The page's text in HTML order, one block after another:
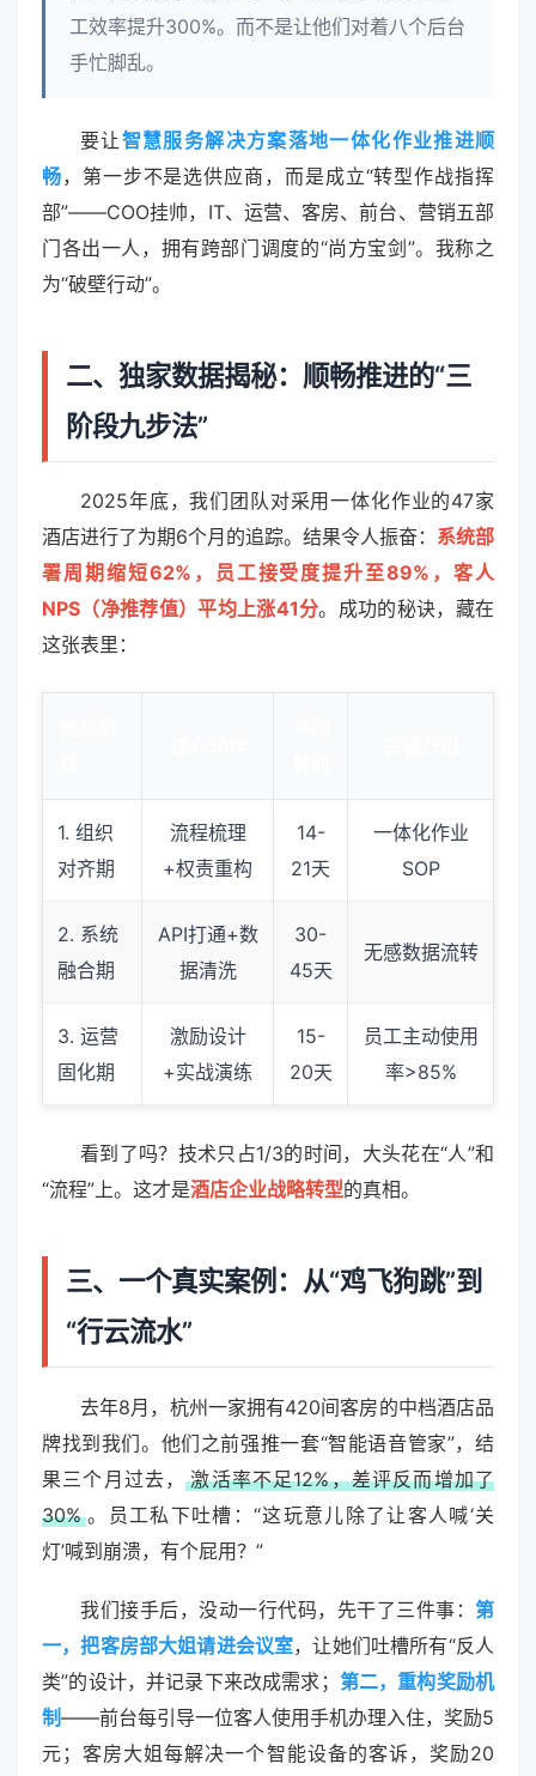
工效率提升300%。而不是让他们对着八个后台
手忙脚乱。
要让智慧服务解决方案落地一体化作业推进顺
畅，第一步不是选供应商，而是成立“转型作战指挥
部”——COO挂帅，IT、运营、客房、前台、营销五部
门各出一人，拥有跨部门调度的“尚方宝剑”。我称之
为“破壁行动”。
二、独家数据揭秘：顺畅推进的“三
阶段九步法”
2025年底，我们团队对采用一体化作业的47家
酒店进行了为期6个月的追踪。结果令人振奋： 系统部
署周期缩短62%，员工接受度提升至89%，客人
NPS（净推荐值）平均上涨41分。成功的秘诀，藏在
这张表里：
1. 组织
对齐期
流程梳理
+权责重构
14-
21天
一体化作业
SOP
2. 系统
融合期
API打通+数
据清洗
30-
45天
无感数据流转
3. 运营
固化期
激励设计
+实战演练
15-
20天
员工主动使用
率>85%
看到了吗？技术只占1/3的时间，大头花在“人”和
“流程”上。这才是酒店企业战略转型的真相。
三、一个真实案例：从“鸡飞狗跳”到
“行云流水”
去年8月，杭州一家拥有420间客房的中档酒店品
牌找到我们。他们之前强推一套“智能语音管家”，结
果三个月过去， 激活率不足12%，差评反而增加了
30% 。员工私下吐槽：“这玩意儿除了让客人喊‘关
灯’喊到崩溃，有个屁用？”
我们接手后，没动一行代码，先干了三件事： 第
一，把客房部大姐请进会议室，让她们吐槽所有“反人
类”的设计，并记录下来改成需求； 第二，重构奖励机
制——前台每引导一位客人使用手机办理入住，奖励5
元；客房大姐每解决一个智能设备的客诉，奖励20